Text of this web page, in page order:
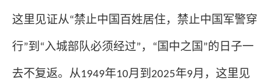
这里见证从“禁止中国百姓居住，禁止中国军警穿
行”到 “入城部队必须经过” ， “ 国中之国 ”的日子一
去不复返。从1949年10月到 2025年9月，这里见